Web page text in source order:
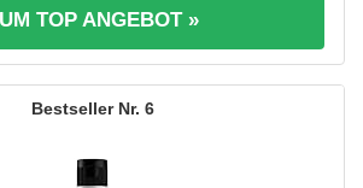
TOP ANGEBOT »
6